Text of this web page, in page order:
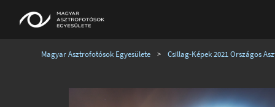
Magyar Asztrofotósok Egyesülete > Csillag-Képek 2021 Országos